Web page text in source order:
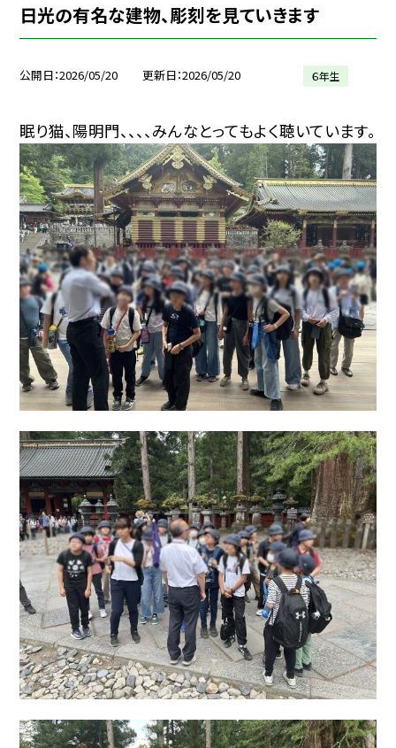
日光の有名な建物、彫刻を見ていきます
公開日 2026/05/20 更新日 2026/05/20 ６年生
眠り猫、陽明門、、、、みんなとってもよく聴いています。